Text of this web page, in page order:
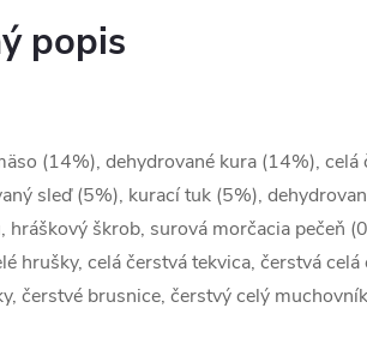
popis
(14%), dehydrované kura (14%),
sleď (5%), kurací tuk (5%),
hráškový škrob, surová morčacia pečeň
hrušky, celá čerstvá tekvica, čerstvá
čerstvé brusnice, čerstvý celý